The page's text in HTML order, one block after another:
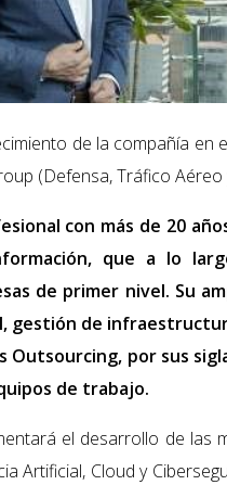
de la compañía en
(Defensa, Tráfico Aéreo
con más de 20
que a lo
de primer nivel. Su
gestión de
Outsourcing, por sus
de trabajo.
el desarrollo de las
Artificial, Cloud y